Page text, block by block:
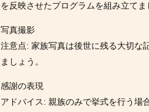
を反映させたプログラムを組み立てま
写真撮影
注意点: 家族写真は後世に残る大切な
ましょう。
感謝の表現
アドバイス: 親族のみで挙式を行う場